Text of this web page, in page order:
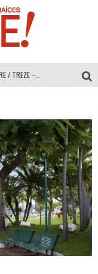
MULTIOFICINAS / AMOBLARE / TREZE – Especial Interiorismo & Decoración 2026
COLINEAL – Especial Interiorismo & Decoración 2026
ADRIANA HOYOS DESIGN STUDIO – Especial Interiorismo & Decoración 2026